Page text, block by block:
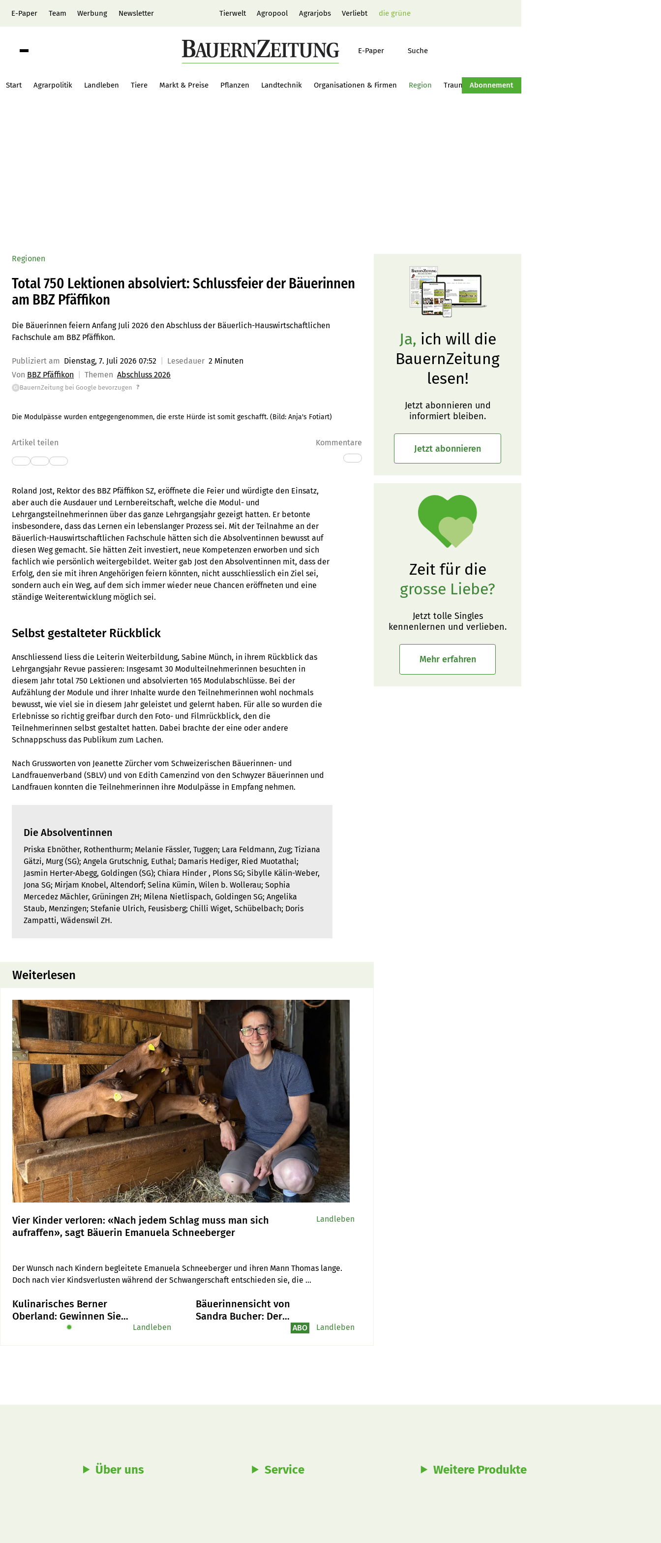
E-Paper Team Werbung Newsletter Tierwelt Agropool Agrarjobs Verliebt die grüne
E-Paper Suche
Start Agrarpolitik Landleben Tiere Markt & Preise Pflanzen Landtechnik Organisationen & Firmen Region Traumtraktor Hof-Management
Abonnement
Regionen
Total 750 Lektionen absolviert: Schlussfeier der Bäuerinnen
am BBZ Pfäffikon
Die Bäuerinnen feiern Anfang Juli 2026 den Abschluss der Bäuerlich-Hauswirtschaftlichen
Fachschule am BBZ Pfäffikon.
Publiziert am Dienstag, 7. Juli 2026 07:52 Lesedauer 2 Minuten
Von BBZ Pfäffikon Themen Abschluss 2026
G BauernZeitung bei Google bevorzugen ?
Die Modulpässe wurden entgegengenommen, die erste Hürde ist somit geschafft. (Bild: Anja's Fotiart)
Artikel teilen Kommentare
Roland Jost, Rektor des BBZ Pfäffikon SZ, eröffnete die Feier und würdigte den Einsatz,
aber auch die Ausdauer und Lernbereitschaft, welche die Modul- und
Lehrgangsteilnehmerinnen über das ganze Lehrgangsjahr gezeigt hatten. Er betonte
insbesondere, dass das Lernen ein lebenslanger Prozess sei. Mit der Teilnahme an der
Bäuerlich-Hauswirtschaftlichen Fachschule hätten sich die Absolventinnen bewusst auf
diesen Weg gemacht. Sie hätten Zeit investiert, neue Kompetenzen erworben und sich
fachlich wie persönlich weitergebildet. Weiter gab Jost den Absolventinnen mit, dass der
Erfolg, den sie mit ihren Angehörigen feiern könnten, nicht ausschliesslich ein Ziel sei,
sondern auch ein Weg, auf dem sich immer wieder neue Chancen eröffneten und eine
ständige Weiterentwicklung möglich sei.
Selbst gestalteter Rückblick
Anschliessend liess die Leiterin Weiterbildung, Sabine Münch, in ihrem Rückblick das
Lehrgangsjahr Revue passieren: Insgesamt 30 Modulteilnehmerinnen besuchten in
diesem Jahr total 750 Lektionen und absolvierten 165 Modulabschlüsse. Bei der
Aufzählung der Module und ihrer Inhalte wurde den Teilnehmerinnen wohl nochmals
bewusst, wie viel sie in diesem Jahr geleistet und gelernt haben. Für alle so wurden die
Erlebnisse so richtig greifbar durch den Foto- und Filmrückblick, den die
Teilnehmerinnen selbst gestaltet hatten. Dabei brachte der eine oder andere
Schnappschuss das Publikum zum Lachen.
Nach Grussworten von Jeanette Zürcher vom Schweizerischen Bäuerinnen- und
Landfrauenverband (SBLV) und von Edith Camenzind von den Schwyzer Bäuerinnen und
Landfrauen konnten die Teilnehmerinnen ihre Modulpässe in Empfang nehmen.
Die Absolventinnen
Priska Ebnöther, Rothenthurm; Melanie Fässler, Tuggen; Lara Feldmann, Zug; Tiziana
Gätzi, Murg (SG); Angela Grutschnig, Euthal; Damaris Hediger, Ried Muotathal;
Jasmin Herter-Abegg, Goldingen (SG); Chiara Hinder , Plons SG; Sibylle Kälin-Weber,
Jona SG; Mirjam Knobel, Altendorf; Selina Kümin, Wilen b. Wollerau; Sophia
Mercedez Mächler, Grüningen ZH; Milena Nietlispach, Goldingen SG; Angelika
Staub, Menzingen; Stefanie Ulrich, Feusisberg; Chilli Wiget, Schübelbach; Doris
Zampatti, Wädenswil ZH.
Weiterlesen
Vier Kinder verloren: «Nach jedem Schlag muss man sich
aufraffen», sagt Bäuerin Emanuela Schneeberger
Der Wunsch nach Kindern begleitete Emanuela Schneeberger und ihren Mann Thomas lange.
Doch nach vier Kindsverlusten während der Schwangerschaft entschieden sie, die
Abschiedsrituale, das Weiterleben nach dem Unfassbaren und erzählt, wie sie auf dem Hof neuen
Sinn gefunden hat.
Landleben
Kulinarisches Berner
Oberland: Gewinnen Sie
das Buch «Alpe-Chuchi»
✹ Landleben
Bäuerinnensicht von
Sandra Bucher: Der
ABO Landleben
Ja, ich will die
BauernZeitung
lesen!
Jetzt abonnieren und
informiert bleiben.
Jetzt abonnieren
Zeit für die
grosse Liebe?
Jetzt tolle Singles
kennenlernen und verlieben.
Mehr erfahren
Über uns Service Weitere Produkte